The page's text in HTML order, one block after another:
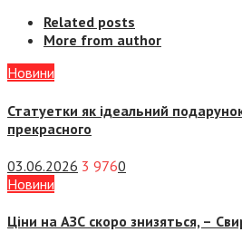
Related posts
More from author
Новини
Статуетки як ідеальний
прекрасного
03.06.2026 3 9760
Новини
Ціни на АЗС скоро знизяться, –